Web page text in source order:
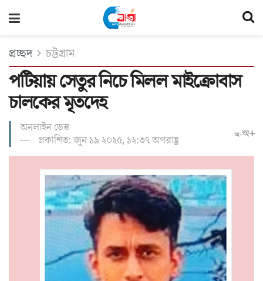
প্রচ্ছদ চট্টগ্রাম
পটিয়ায় সেতুর নিচে মিলল মাইক্রোবাস
চালকের মৃতদেহ
অনলাইন ডেস্ক
প্রকাশিত: জুন ১৯ ২০২৫, ১২:৩৭ অপরাহ্ণ
অ-অ+